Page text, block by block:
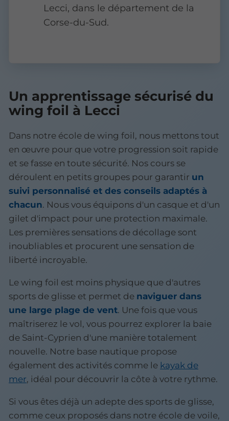
Lecci, dans le département de la
Corse-du-Sud.
Un apprentissage sécurisé du
wing foil à Lecci
Dans notre école de wing foil, nous mettons tout
en œuvre pour que votre progression soit rapide
et se fasse en toute sécurité. Nos cours se
déroulent en petits groupes pour garantir un
suivi personnalisé et des conseils adaptés à
chacun. Nous vous équipons d'un casque et d'un
gilet d'impact pour une protection maximale.
Les premières sensations de décollage sont
inoubliables et procurent une sensation de
liberté incroyable.
Le wing foil est moins physique que d'autres
sports de glisse et permet de naviguer dans
une large plage de vent. Une fois que vous
maîtriserez le vol, vous pourrez explorer la baie
de Saint-Cyprien d'une manière totalement
nouvelle. Notre base nautique propose
également des activités comme le kayak de
mer, idéal pour découvrir la côte à votre rythme.
Si vous êtes déjà un adepte des sports de glisse,
comme ceux proposés dans notre école de voile,